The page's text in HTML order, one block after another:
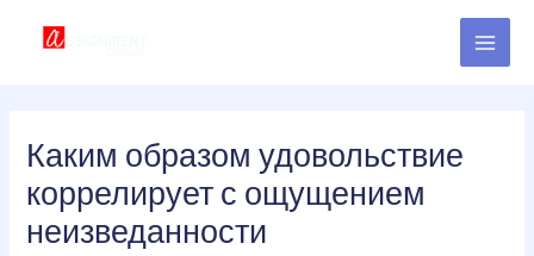
Каким образом удовольствие
коррелирует с ощущением
неизведанности